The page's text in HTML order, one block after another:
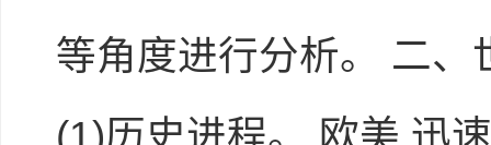
等角度进行分析。 二
(1)历史进程。 欧美 迅